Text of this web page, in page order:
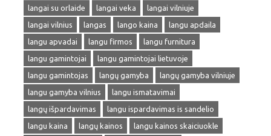
langai su orlaide
langai veka
langai vilniuje
langai vilnius
langas lango kaina
langu apdaila
langu apvadai
langu firmos
langu furnitura
langu gamintojai
langu gamintojai lietuvoje
langu gamintojas
langų gamyba
langų gamyba vilniuje
langu gamyba vilnius
langu ismatavimai
langų išpardavimas
langu ispardavimas is sandelio
langu kaina
langų kainos
langu kainos skaiciuokle